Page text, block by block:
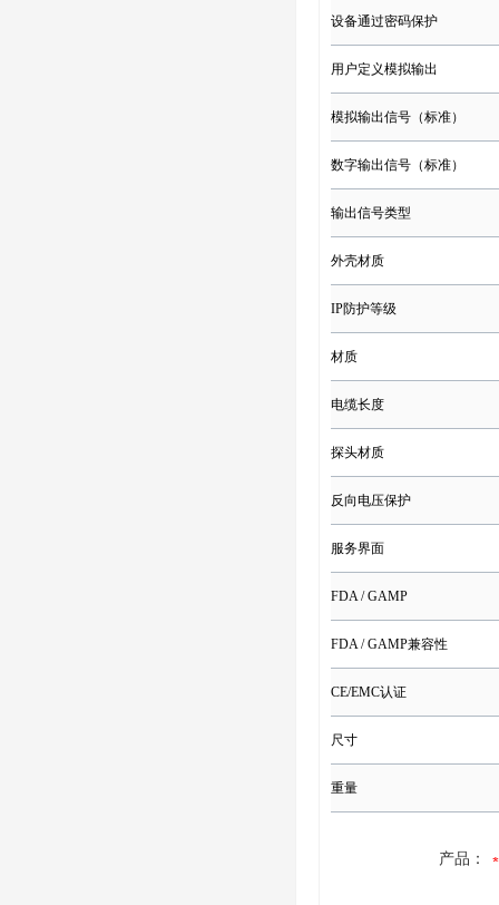
设备通过密码保护
用户定义模拟输出
模拟输出信号（标准）
数字输出信号（标准）
输出信号类型
外壳材质
IP防护等级
材质
电缆长度
探头材质
反向电压保护
服务界面
FDA / GAMP
FDA / GAMP兼容性
CE/EMC认证
尺寸
重量
产品：